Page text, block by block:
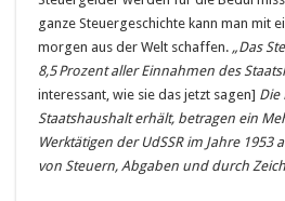
ganze Steuergeschichte kann man mit
morgen aus der Welt schaffen. „Das
8,5 Prozent aller Einnahmen des
interessant, wie sie das jetzt sagen] Die
Staatshaushalt erhält, betragen ein
Werktätigen der UdSSR im Jahre
von Steuern, Abgaben und durch